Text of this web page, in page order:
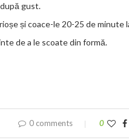
gust.
și coace-le 20-25 de minute
de a le scoate din formă.
0 comments 0